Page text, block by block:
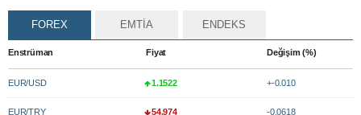
FOREX EMTİA ENDEKS
Enstrüman Fiyat Değişim (%)
EUR/USD 1.1522 +-0.010
EUR/TRY 54.974 -0.0618